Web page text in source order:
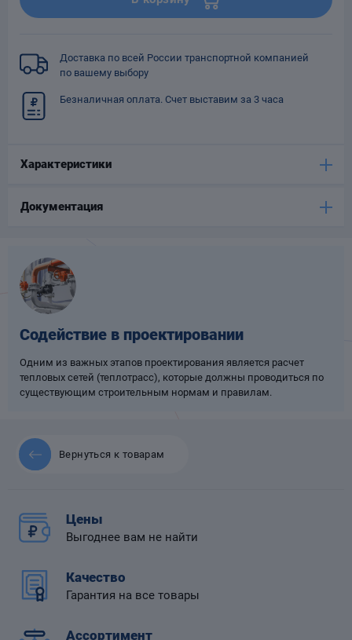
Доставка по всей России транспортной компанией
по вашему выбору
Безналичная оплата. Счет выставим за 3 часа
Характеристики
Документация
Содействие в проектировании
Одним из важных этапов проектирования является расчет
тепловых сетей (теплотрасс), которые должны проводиться по
существующим строительным нормам и правилам.
Вернуться к товарам
Цены
Выгоднее вам не найти
Качество
Гарантия на все товары
Ассортимент
трубопроводов
Компенсаторы